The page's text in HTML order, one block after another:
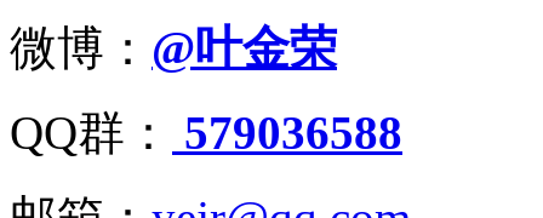
微博： @叶金荣
QQ群：
579036588